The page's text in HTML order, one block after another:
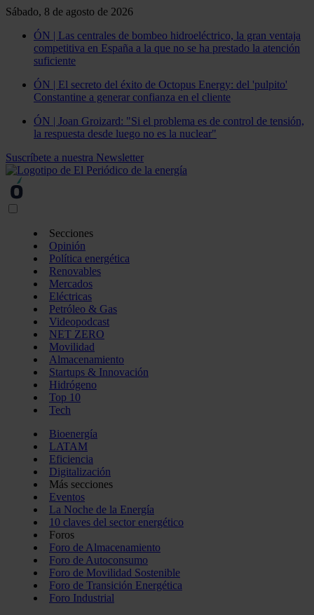
Sábado, 8 de agosto de 2026
ÓN | Las centrales de bombeo hidroeléctrico, la gran ventaja
competitiva en España a la que no se ha prestado la atención
suficiente
ÓN | El secreto del éxito de Octopus Energy: del 'pulpito'
Constantine a generar confianza en el cliente
ÓN | Joan Groizard: "Si el problema es de control de tensión,
la respuesta desde luego no es la nuclear"
Suscríbete a nuestra Newsletter
Secciones
Opinión
Política energética
Renovables
Mercados
Eléctricas
Petróleo & Gas
Videopodcast
NET ZERO
Movilidad
Almacenamiento
Startups & Innovación
Hidrógeno
Top 10
Tech
Bioenergía
LATAM
Eficiencia
Digitalización
Más secciones
Eventos
La Noche de la Energía
10 claves del sector energético
Foros
Foro de Almacenamiento
Foro de Autoconsumo
Foro de Movilidad Sostenible
Foro de Transición Energética
Foro Industrial